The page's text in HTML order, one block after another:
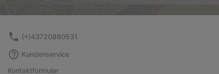
(+)43720880531
Kundenservice
Kontaktformular